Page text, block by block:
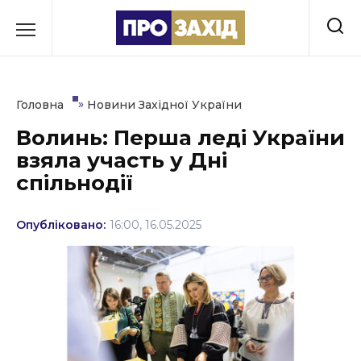
до
Культура
Освіта
Події
Політика
Головна » Новини Західної України
Волинь: Перша леді України
взяла участь у Дні
спільнодії
Опубліковано: 16:00, 16.05.2025